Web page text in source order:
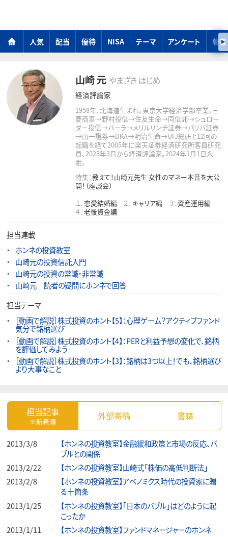
人気 配当 優待 NISA テーマ アンケート 著者
山崎 元 やまざき はじめ
経済評論家
1958年、北海道生まれ。東京大学経済学部卒業。三
菱商事→野村投信→住友生命→同信託→シュロー
ダー投信→バーラ→メリルリンチ証券→パリバ証券
→山一證券→DKA→明治生命→UFJ総研と12回の
転職を経て2005年に楽天証券経済研究所客員研究
員、2023年3月から経済評論家。2024年1月1日永
眠。
特集：教えて！山崎元先生 女性のマネー本音を大公
開！（座談会）
１． 恋愛結婚編 ２． キャリア編 ３． 資産運用編
４． 老後資金編
担当連載
ホンネの投資教室
山崎元の投資信託入門
山崎元の投資の常識・非常識
山崎元 読者の疑問にホンネで回答
担当テーマ
［動画で解説］株式投資のホント【5】：心理ゲーム？アクティブファンド
気分で銘柄選び
［動画で解説］株式投資のホント【4】：PERと利益予想の変化で、銘柄
を評価してみよう
［動画で解説］株式投資のホント【3】：銘柄は3つ以上！でも、銘柄選び
より大事なこと
担当記事
※新着順 外部寄稿 書籍
2013/3/8
【ホンネの投資教室】金融緩和政策と市場の反応、バ
ブルとの関係
2013/2/22
【ホンネの投資教室】山崎式「株価の高低判断法」
2013/2/8
【ホンネの投資教室】アベノミクス時代の投資家に贈
る十箇条
2013/1/25
【ホンネの投資教室】「日本のバブル」はどのように起
こったか
2013/1/11
【ホンネの投資教室】ファンドマネージャーのホンネ